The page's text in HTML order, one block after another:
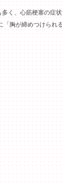
く、心筋梗塞の症
「胸が締めつけられ